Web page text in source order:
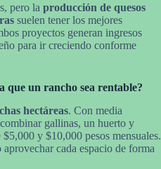
pero la producción de quesos
suelen tener los mejores
proyectos generan ingresos
para ir creciendo conforme
que un rancho sea rentable?
hectáreas. Con media
gallinas, un huerto y
y $10,000 pesos mensuales.
cada espacio de forma